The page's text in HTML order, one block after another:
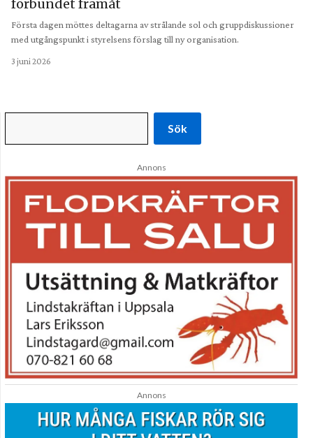
förbundet framåt
Första dagen möttes deltagarna av strålande sol och gruppdiskussioner
med utgångspunkt i styrelsens förslag till ny organisation.
3 juni 2026
Sök
Annons
Annons